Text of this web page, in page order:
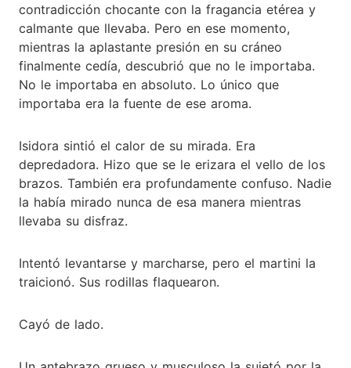
contradicción chocante con la fragancia etérea y
calmante que llevaba. Pero en ese momento,
mientras la aplastante presión en su cráneo
finalmente cedía, descubrió que no le importaba.
No le importaba en absoluto. Lo único que
importaba era la fuente de ese aroma.
Isidora sintió el calor de su mirada. Era
depredadora. Hizo que se le erizara el vello de los
brazos. También era profundamente confuso. Nadie
la había mirado nunca de esa manera mientras
llevaba su disfraz.
Intentó levantarse y marcharse, pero el martini la
traicionó. Sus rodillas flaquearon.
Cayó de lado.